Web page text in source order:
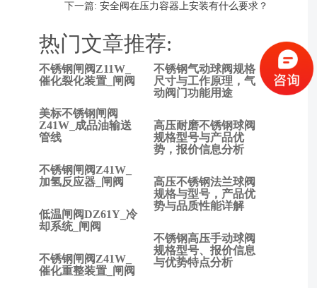
下一篇: 安全阀在压力容器上安装有什么要求？
热门文章推荐:
不锈钢闸阀Z11W_
催化裂化装置_闸阀
美标不锈钢闸阀
Z41W_成品油输送
管线
不锈钢闸阀Z41W_
加氢反应器_闸阀
低温闸阀DZ61Y_冷
却系统_闸阀
不锈钢闸阀Z41W_
催化重整装置_闸阀
不锈钢气动球阀规格
尺寸与工作原理，气
动阀门功能用途
高压耐磨不锈钢球阀
规格型号与产品优
势，报价信息分析
高压不锈钢法兰球阀
规格与型号，产品优
势与品质性能详解
不锈钢高压手动球阀
规格型号、报价信息
与优势特点分析
上一
篇:
阀在
热水
供暖
起到
什么
用？
下一
篇:
安全